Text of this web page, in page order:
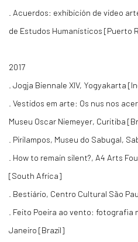
. Acuerdos: exhibición de video
de Estudos Humanísticos [Puerto
2017
. Jogja Biennale XIV, Yogyakarta
. Vestidos em arte: Os nus nos
Museu Oscar Niemeyer, Curitiba
. Pirilampos, Museu do Sabugal,
. How to remain silent?, A4 Arts
[South Africa]
. Bestiário, Centro Cultural São
. Feito Poeira ao vento: fotografia
Janeiro [Brazil]